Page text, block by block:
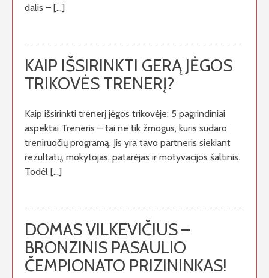
dalis – […]
KAIP IŠSIRINKTI GERĄ JĖGOS
TRIKOVĖS TRENERĮ?
Kaip išsirinkti trenerį jėgos trikovėje: 5 pagrindiniai
aspektai Treneris – tai ne tik žmogus, kuris sudaro
treniruočių programą. Jis yra tavo partneris siekiant
rezultatų, mokytojas, patarėjas ir motyvacijos šaltinis.
Todėl […]
DOMAS VILKEVIČIUS –
BRONZINIS PASAULIO
ČEMPIONATO PRIZININKAS!